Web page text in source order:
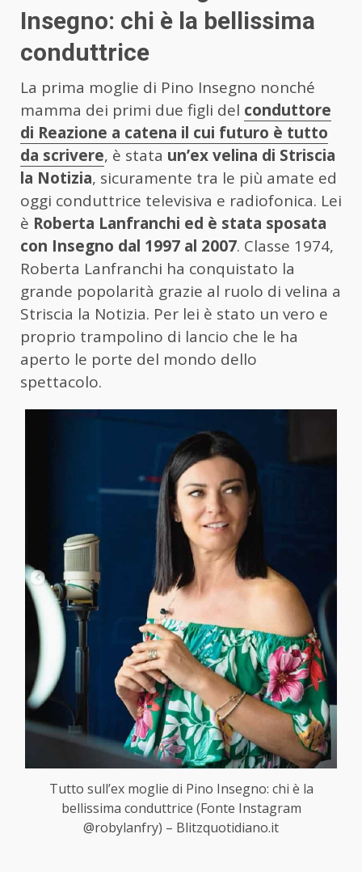
Insegno: chi è la bellissima
conduttrice
La prima moglie di Pino Insegno nonché
mamma dei primi due figli del conduttore
di Reazione a catena il cui futuro è tutto
da scrivere, è stata un’ex velina di Striscia
la Notizia, sicuramente tra le più amate ed
oggi conduttrice televisiva e radiofonica. Lei
è Roberta Lanfranchi ed è stata sposata
con Insegno dal 1997 al 2007. Classe 1974,
Roberta Lanfranchi ha conquistato la
grande popolarità grazie al ruolo di velina a
Striscia la Notizia. Per lei è stato un vero e
proprio trampolino di lancio che le ha
aperto le porte del mondo dello
spettacolo.
Tutto sull’ex moglie di Pino Insegno: chi è la
bellissima conduttrice (Fonte Instagram
@robylanfry) – Blitzquotidiano.it